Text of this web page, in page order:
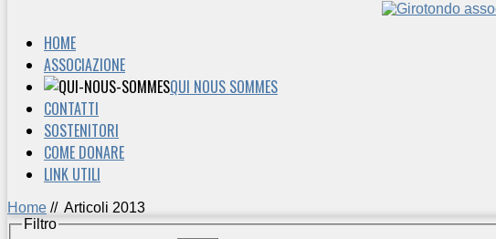
HOME
ASSOCIAZIONE
QUI NOUS SOMMES
CONTATTI
SOSTENITORI
COME DONARE
LINK UTILI
Home // Articoli 2013
Filtro